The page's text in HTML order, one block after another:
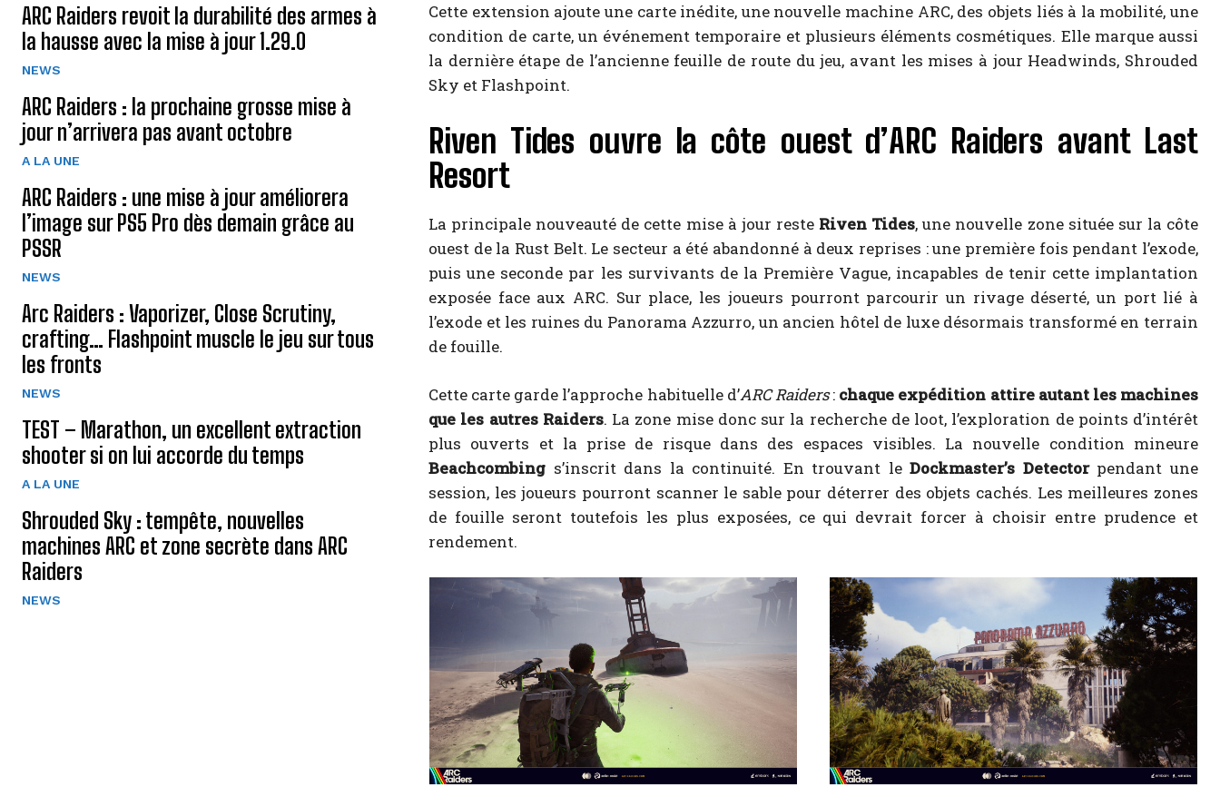
ARC Raiders revoit la durabilité des armes à
la hausse avec la mise à jour 1.29.0
NEWS
ARC Raiders : la prochaine grosse mise à
jour n’arrivera pas avant octobre
A LA UNE
ARC Raiders : une mise à jour améliorera
l’image sur PS5 Pro dès demain grâce au
PSSR
NEWS
Arc Raiders : Vaporizer, Close Scrutiny,
crafting… Flashpoint muscle le jeu sur tous
les fronts
NEWS
TEST – Marathon, un excellent extraction
shooter si on lui accorde du temps
A LA UNE
Shrouded Sky : tempête, nouvelles
machines ARC et zone secrète dans ARC
Raiders
NEWS
Cette extension ajoute une carte inédite, une nouvelle machine ARC, des objets liés à la mobilité, une
condition de carte, un événement temporaire et plusieurs éléments cosmétiques. Elle marque aussi
la dernière étape de l’ancienne feuille de route du jeu, avant les mises à jour Headwinds, Shrouded
Sky et Flashpoint.
Riven Tides ouvre la côte ouest d’ARC Raiders avant Last
Resort
La principale nouveauté de cette mise à jour resteRiven Tides, une nouvelle zone située sur la côte
ouest de la Rust Belt. Le secteur a été abandonné à deux reprises : une première fois pendant l’exode,
puis une seconde par les survivants de la Première Vague, incapables de tenir cette implantation
exposée face aux ARC. Sur place, les joueurs pourront parcourir un rivage déserté, un port lié à
l’exode et les ruines du Panorama Azzurro, un ancien hôtel de luxe désormais transformé en terrain
de fouille.
Cette carte garde l’approche habituelle d’ARC Raiders: chaque expédition attire autant les machines
que les autres Raiders. La zone mise donc sur la recherche de loot, l’exploration de points d’intérêt
plus ouverts et la prise de risque dans des espaces visibles. La nouvelle condition mineure
Beachcombing s’inscrit dans la continuité. En trouvant leDockmaster’s Detectorpendant une
session, les joueurs pourront scanner le sable pour déterrer des objets cachés. Les meilleures zones
de fouille seront toutefois les plus exposées, ce qui devrait forcer à choisir entre prudence et
rendement.